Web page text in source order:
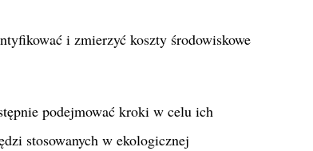
i zmierzyć koszty środowiskowe
podejmować kroki w celu ich
stosowanych w ekologicznej